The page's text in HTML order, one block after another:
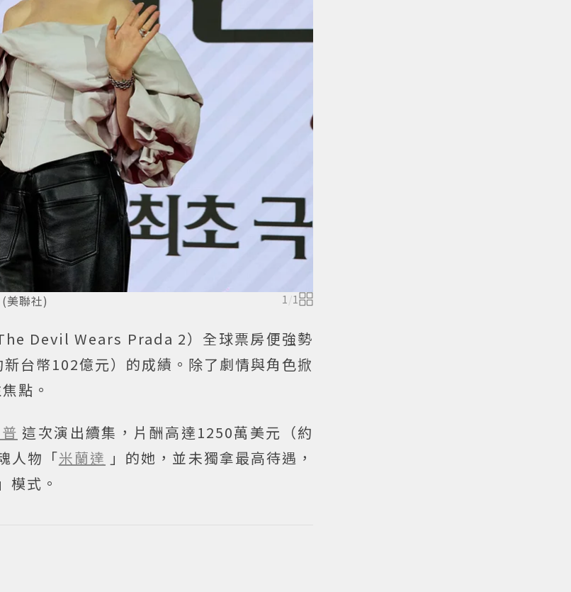
美聯社) 1 /1
Devil Wears Prada 2）全球票房便強勢
台幣102億元）的成績。除了劇情與角色掀
點。
這次演出續集，片酬高達1250萬美元（約
人物「米蘭達 」的她，並未獨拿最高待遇，
模式。